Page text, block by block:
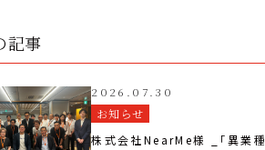
記事
2026.07.30
お知らせ
株式会社NearMe様 _「異業種